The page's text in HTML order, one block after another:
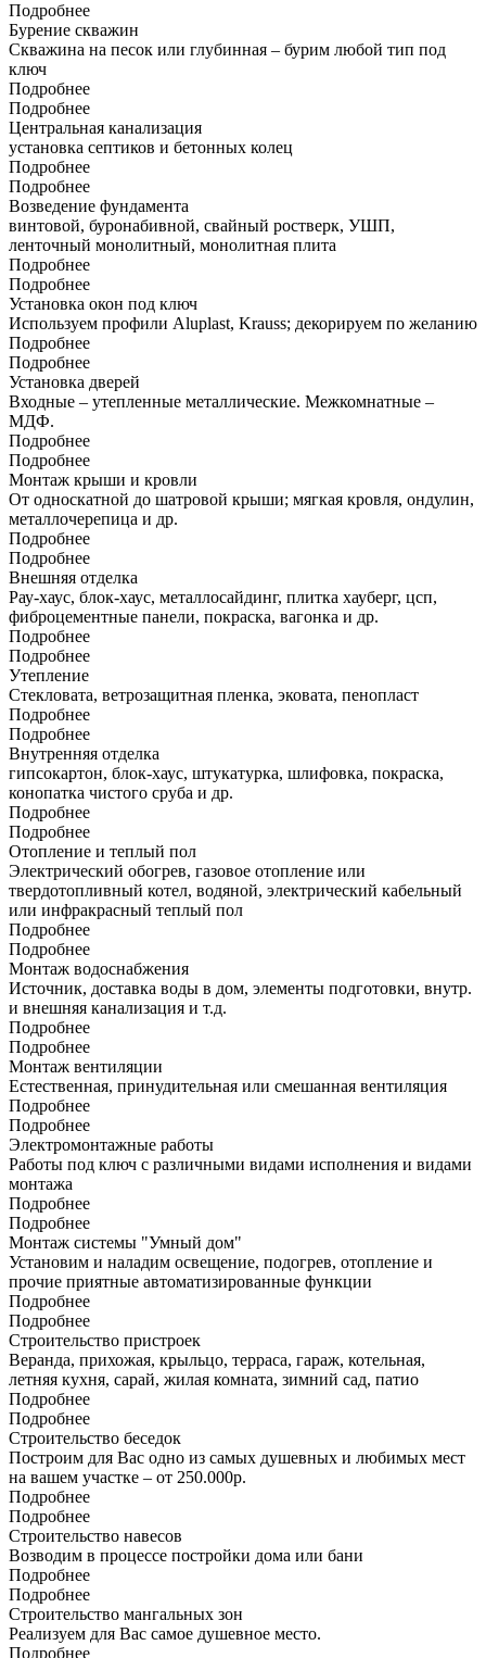
Подробнее
Бурение скважин
Скважина на песок или глубинная – бурим любой тип под
ключ
Подробнее
Подробнее
Центральная канализация
установка септиков и бетонных колец
Подробнее
Подробнее
Возведение фундамента
винтовой, буронабивной, свайный ростверк, УШП,
ленточный монолитный, монолитная плита
Подробнее
Подробнее
Установка окон под ключ
Используем профили Aluplast, Krauss; декорируем по желанию
Подробнее
Подробнее
Установка дверей
Входные – утепленные металлические. Межкомнатные –
МДФ.
Подробнее
Подробнее
Монтаж крыши и кровли
От односкатной до шатровой крыши; мягкая кровля, ондулин,
металлочерепица и др.
Подробнее
Подробнее
Внешняя отделка
Рау-хаус, блок-хаус, металлосайдинг, плитка хауберг, цсп,
фиброцементные панели, покраска, вагонка и др.
Подробнее
Подробнее
Утепление
Стекловата, ветрозащитная пленка, эковата, пенопласт
Подробнее
Подробнее
Внутренняя отделка
гипсокартон, блок-хаус, штукатурка, шлифовка, покраска,
конопатка чистого сруба и др.
Подробнее
Подробнее
Отопление и теплый пол
Электрический обогрев, газовое отопление или
твердотопливный котел, водяной, электрический кабельный
или инфракрасный теплый пол
Подробнее
Подробнее
Монтаж водоснабжения
Источник, доставка воды в дом, элементы подготовки, внутр.
и внешняя канализация и т.д.
Подробнее
Подробнее
Монтаж вентиляции
Естественная, принудительная или смешанная вентиляция
Подробнее
Подробнее
Электромонтажные работы
Работы под ключ с различными видами исполнения и видами
монтажа
Подробнее
Подробнее
Монтаж системы "Умный дом"
Установим и наладим освещение, подогрев, отопление и
прочие приятные автоматизированные функции
Подробнее
Подробнее
Строительство пристроек
Веранда, прихожая, крыльцо, терраса, гараж, котельная,
летняя кухня, сарай, жилая комната, зимний сад, патио
Подробнее
Подробнее
Строительство беседок
Построим для Вас одно из самых душевных и любимых мест
на вашем участке – от 250.000р.
Подробнее
Подробнее
Строительство навесов
Возводим в процессе постройки дома или бани
Подробнее
Подробнее
Строительство мангальных зон
Реализуем для Вас самое душевное место.
Подробнее